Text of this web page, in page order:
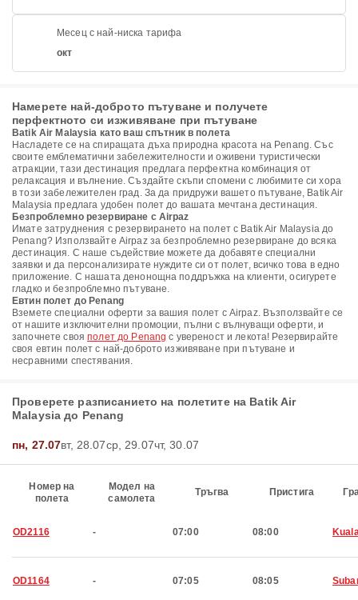
Месец с най-ниска тарифа
окт
Намерете най-доброто пътуване и получете
перфектното си изживяване при пътуване
Batik Air Malaysia като ваш спътник в полета
Насладете се на спиращата дъха природна красота на Penang. Със
своите емблематични забележителности и оживени туристически
атракции, тази дестинация предлага перфектна комбинация от
релаксация и вълнение. Създайте скъпи спомени с любимите си хора
в този забележителен град. За да придружи вашето пътуване, Batik Air
Malaysia предлага удобен полет до вашата мечтана дестинация.
Безпроблемно резервиране с Airpaz
Имате затруднения с резервирането на полет с Batik Air Malaysia до
Penang? Използвайте Airpaz за безпроблемно резервиране до всяка
дестинация. С наше съдействие можете да добавяте специални
заявки и да персонализирате нуждите си от полет, всичко това в едно
приложение. С нашата денонощна поддръжка на клиенти, осигурете
гладко и безпроблемно пътуване.
Евтин полет до Penang
Вземете специални оферти за вашия полет с Airpaz. Възползвайте се
от нашите изключителни промоции, пълни с вълнуващи оферти, и
започнете свояполет до Penang с увереност и лекота! Резервирайте
своя евтин полет с най-доброто изживяване при пътуване и
несравними спестявания.
Проверете разписанието на полетите на Batik Air
Malaysia до Penang
пн, 27.07вт, 28.07ср, 29.07чт, 30.07
Номер на
полета
Модел на
самолета
Тръгва Пристига
OD2116 - 07:00 08:00
OD1164 - 07:05 08:05